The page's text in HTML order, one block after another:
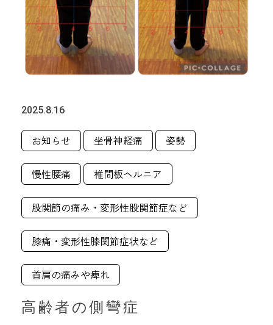
2025.8.16
お知らせ 坐骨神経痛 姿勢
慢性腰痛 椎間板ヘルニア
股関節の痛み・変形性股関節症など
膝痛・変形性膝関節症状など
首肩の痛みや痺れ
高齢者の側彎症